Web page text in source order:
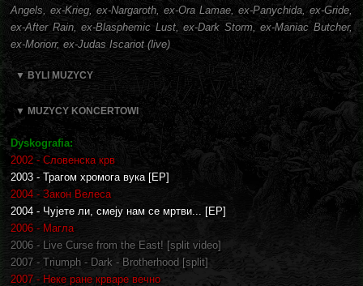
Angels, ex-Krieg, ex-Nargaroth, ex-Ora Lamae, ex-Panychida, ex-Gride,
ex-After Rain, ex-Blasphemic Lust, ex-Dark Storm, ex-Maniac Butcher,
ex-Moriorr, ex-Judas Iscariot (live)
▼ BYLI MUZYCY
▼ MUZYCY KONCERTOWI
Dyskografia:
2002 - Словенска крв
2003 - Трагом хромога вука [EP]
2004 - Закон Велеса
2004 - Чујете ли, смеју нам се мртви... [EP]
2006 - Магла
2006 - Live Curse from the East! [split video]
2007 - Triumph - Dark - Brotherhood [split]
2007 - Неке ране крваре вечно